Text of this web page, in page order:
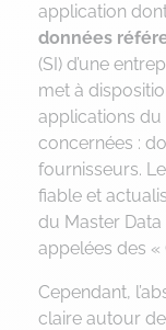
application
données
(SI) d’une
met à
applications du
concernées :
fournisseurs.
fiable et
du Master
appelées des «
Cependant,
claire autour